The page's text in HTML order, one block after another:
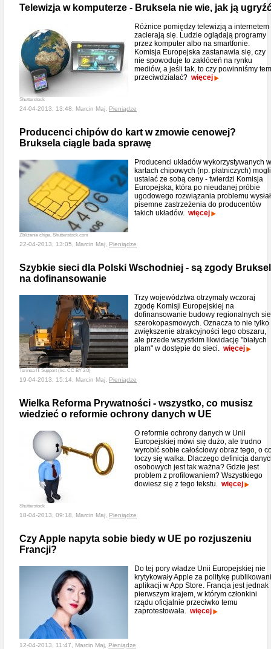
Telewizja w komputerze - Bruksela nie wie, jak ją
Shutterstock
Różnice pomiędzy telewizją a internetem
zacierają się. Ludzie oglądają programy
przez komputer albo na smartfonie.
Komisja Europejska zastanawia się, czy
nie spowoduje to zakłóceń na rynku
mediów, a jeśli tak, to czy powinniśmy
przeciwdziałać? więcej
24-04-2013, 13:48, Marcin Maj, Pieniądze
Producenci chipów do kart w zmowie cenowej?
Bruksela ciągle bada sprawę
Zbliżenie chipa, Shutterstock.com
Producenci układów wykorzystywanych w
kartach chipowych (np. płatniczych) mogli
ustalać ze sobą ceny - twierdzi Komisja
Europejska, która po nieudanej próbie
ugodowego rozwiązania problemu
pisemne zastrzeżenia do producentów
takich układów. więcej
22-04-2013, 13:05, Marcin Maj, Pieniądze
Szybkie sieci dla Polski Wschodniej - są zgody
na dofinansowanie
Terinea IT Support (lic. CC BY 2.0)
Trzy województwa otrzymały wczoraj
zgodę Komisji Europejskiej na
dofinansowanie budowy regionalnych
szerokopasmowych. Oznacza to nie tylko
zwiększenie atrakcyjności tego obszaru,
ale przede wszystkim likwidację "białych
plam" w dostępie do sieci. więcej
19-04-2013, 15:14, Marcin Maj, Pieniądze
Wielka Reforma Prywatności - wszystko, co musisz
wiedzieć o reformie ochrony danych w UE
Shutterstock
O reformie ochrony danych w Unii
Europejskiej mówi się dużo, ale trudno
wyrobić sobie całościowy obraz tego, o
toczy się walka. Dlaczego definicja
osobowych jest tak ważna? Gdzie jest
problem z profilowaniem? Wszystkiego
dowiesz się z tego tekstu. więcej
18-04-2013, 09:18, Marcin Maj, Pieniądze
Czy Apple napyta sobie biedy w UE po rozjuszeniu
Francji?
Do tej pory władze Unii Europejskiej nie
krytykowały Apple za politykę
aplikacji w App Store. Francja jest jednak
pierwszym krajem, w którym członkini
rządu oficjalnie przeciwko temu
zaprotestowała. więcej
12-04-2013, 11:47, Marcin Maj, Pieniądze